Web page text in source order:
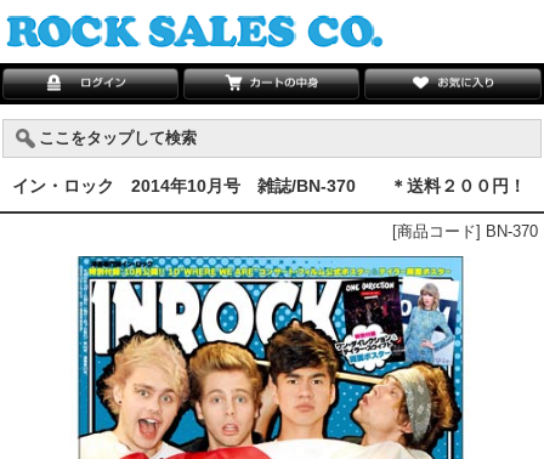
ここをタップして検索
イン・ロック 2014年10月号 雑誌/BN-370 ＊送料２００円！
[商品コード] BN-370